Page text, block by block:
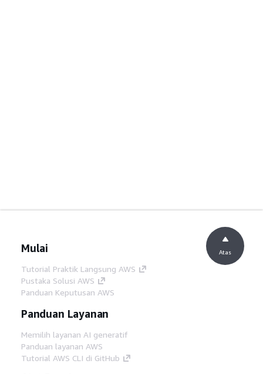
Mulai
Tutorial Praktik Langsung AWS
Pustaka Solusi AWS
Panduan Keputusan AWS
Panduan Layanan
Memilih layanan AI generatif
Panduan layanan AWS
Tutorial AWS CLI di GitHub
Atas